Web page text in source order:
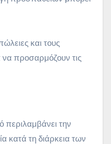
και τους
να προσαρμόζουν τις
περιλαμβάνει την
κατά τη διάρκεια των